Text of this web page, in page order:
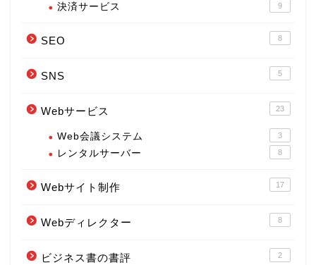
決済サービス 9
SEO 8
SNS 5
Webサービス 23
Web会議システム 3
レンタルサーバー 8
Webサイト制作 17
Webディレクター 8
ビジネス書の書評 2